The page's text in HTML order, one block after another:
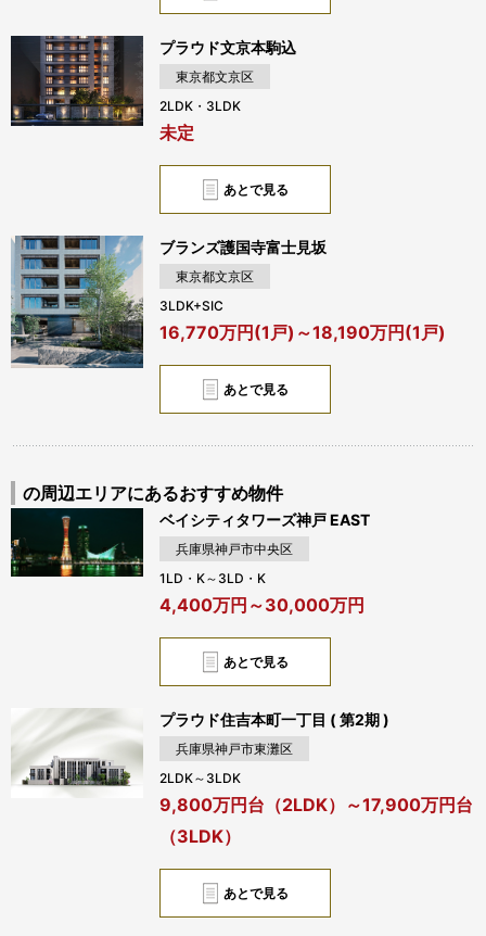
あとで見る
プラウド文京本駒込
東京都文京区
2LDK・3LDK
未定
あとで見る
ブランズ護国寺富士見坂
東京都文京区
3LDK+SIC
16,770万円(1戸)～18,190万円(1戸)
の周辺エリアにあるおすすめ物件
あとで見る
ベイシティタワーズ神戸 EAST
兵庫県神戸市中央区
1LD・K～3LD・K
4,400万円～30,000万円
あとで見る
プラウド住吉本町一丁目 ( 第2期 )
兵庫県神戸市東灘区
2LDK～3LDK
9,800万円台（2LDK）～17,900万円台
（3LDK）